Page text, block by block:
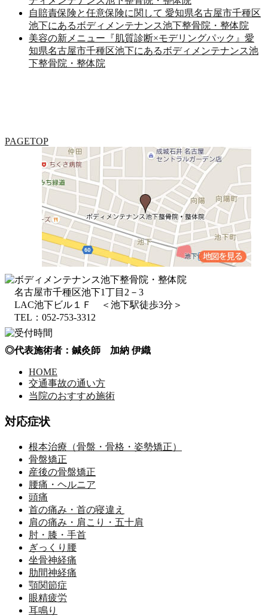
自賠責保険と任意保険に関して 愛知県名古屋市千種区
池下にあるボディメンテナンス池下整骨院・整体院
美容の新メニュー『肌質診断×モデリングパック』愛
知県名古屋市千種区池下にあるボディメンテナンス池
下整骨院・整体院
PAGETOP
名古屋市千種区池下1丁目2－3
LAC池下ビル１Ｆ ＜池下駅徒歩3分＞
TEL：052-753-3312
◎代表施術者：鍼灸師 加納 伊織
HOME
交通事故の通い方
当院のおすすめ施術
対応症状
根本治療（骨盤・骨格・姿勢矯正）
骨盤矯正
産後の骨盤矯正
腰痛・ヘルニア
頭痛
首の痛み・首の寝違え
肩の痛み・肩こり・五十肩
肘・膝・手首
ぎっくり腰
坐骨神経痛
肋間神経痛
顎関節症
眼精疲労
耳鳴り